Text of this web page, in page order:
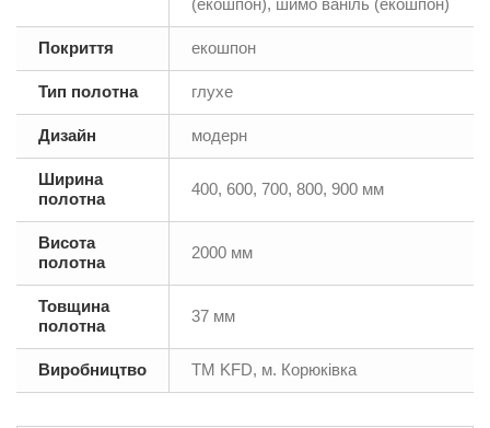
(екошпон), шимо ваніль (екошпон)
Покриття екошпон
Тип полотна глухе
Дизайн модерн
Ширина
полотна
400, 600, 700, 800, 900 мм
Висота
полотна
2000 мм
Товщина
полотна
37 мм
Виробництво ТМ KFD, м. Корюківка